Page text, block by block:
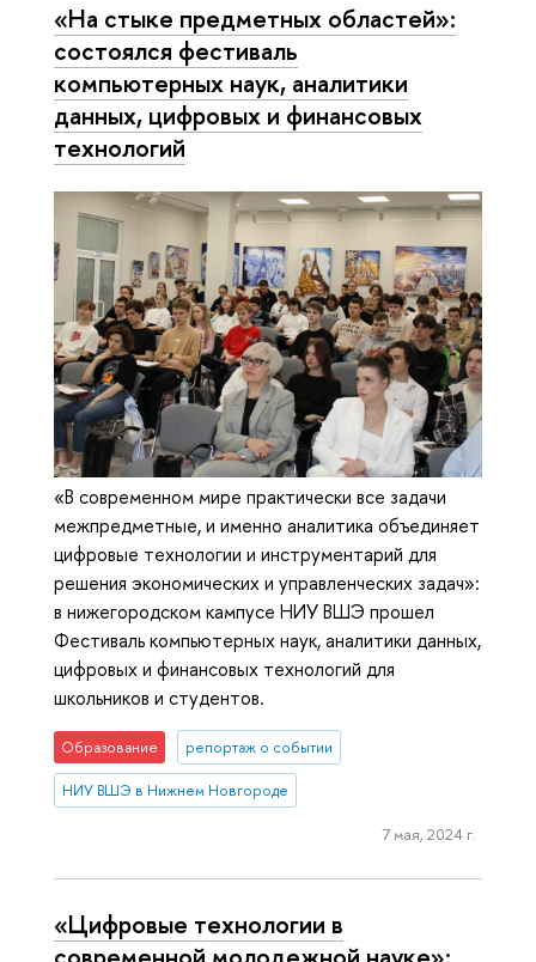
«На стыке предметных областей»:
состоялся фестиваль
компьютерных наук, аналитики
данных, цифровых и финансовых
технологий
«В современном мире практически все задачи
межпредметные, и именно аналитика объединяет
цифровые технологии и инструментарий для
решения экономических и управленческих задач»:
в нижегородском кампусе НИУ ВШЭ прошел
Фестиваль компьютерных наук, аналитики данных,
цифровых и финансовых технологий для
школьников и студентов.
Образование репортаж о событии
НИУ ВШЭ в Нижнем Новгороде
7 мая, 2024 г.
«Цифровые технологии в